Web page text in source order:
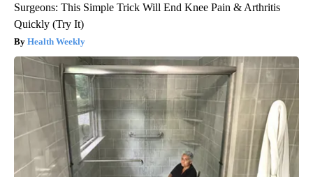
Surgeons: This Simple Trick Will End Knee Pain & Arthritis
Quickly (Try It)
Health Weekly